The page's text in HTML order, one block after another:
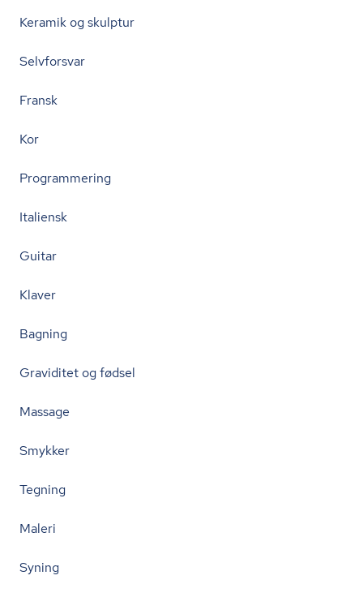
Keramik og skulptur
Selvforsvar
Fransk
Kor
Programmering
Italiensk
Guitar
Klaver
Bagning
Graviditet og fødsel
Massage
Smykker
Tegning
Maleri
Syning